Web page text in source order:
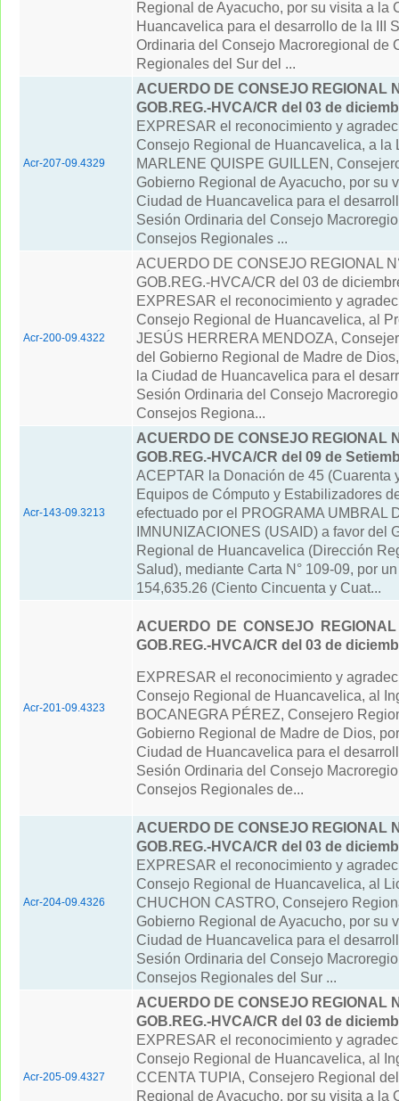
Regional de Ayacucho, por su visita a la
Huancavelica para el desarrollo de la III
Ordinaria del Consejo Macroregional de
Regionales del Sur del ...
Acr-207-09.4329
ACUERDO DE CONSEJO REGIONAL
GOB.REG.-HVCA/CR del 03 de
EXPRESAR el reconocimiento y
Consejo Regional de Huancavelica, a la
MARLENE QUISPE GUILLEN,
Gobierno Regional de Ayacucho, por su
Ciudad de Huancavelica para el
Sesión Ordinaria del Consejo
Consejos Regionales ...
Acr-200-09.4322
ACUERDO DE CONSEJO REGIONAL
GOB.REG.-HVCA/CR del 03 de
EXPRESAR el reconocimiento y
Consejo Regional de Huancavelica, al
JESÚS HERRERA MENDOZA,
del Gobierno Regional de Madre de
la Ciudad de Huancavelica para el
Sesión Ordinaria del Consejo
Consejos Regiona...
Acr-143-09.3213
ACUERDO DE CONSEJO REGIONAL
GOB.REG.-HVCA/CR del 09 de
ACEPTAR la Donación de 45 (Cuarenta
Equipos de Cómputo y Estabilizadores
efectuado por el PROGRAMA UMBRAL
IMNUNIZACIONES (USAID) a favor del
Regional de Huancavelica (Dirección
Salud), mediante Carta N° 109-09, por
154,635.26 (Ciento Cincuenta y Cuat...
Acr-201-09.4323
ACUERDO DE CONSEJO
GOB.REG.-HVCA/CR del 03 de
EXPRESAR el reconocimiento y
Consejo Regional de Huancavelica, al
BOCANEGRA PÉREZ, Consejero
Gobierno Regional de Madre de Dios,
Ciudad de Huancavelica para el
Sesión Ordinaria del Consejo
Consejos Regionales de...
Acr-204-09.4326
ACUERDO DE CONSEJO REGIONAL
GOB.REG.-HVCA/CR del 03 de
EXPRESAR el reconocimiento y
Consejo Regional de Huancavelica, al
CHUCHON CASTRO, Consejero
Gobierno Regional de Ayacucho, por su
Ciudad de Huancavelica para el
Sesión Ordinaria del Consejo
Consejos Regionales del Sur ...
Acr-205-09.4327
ACUERDO DE CONSEJO REGIONAL
GOB.REG.-HVCA/CR del 03 de
EXPRESAR el reconocimiento y
Consejo Regional de Huancavelica, al
CCENTA TUPIA, Consejero Regional
Regional de Ayacucho, por su visita a la